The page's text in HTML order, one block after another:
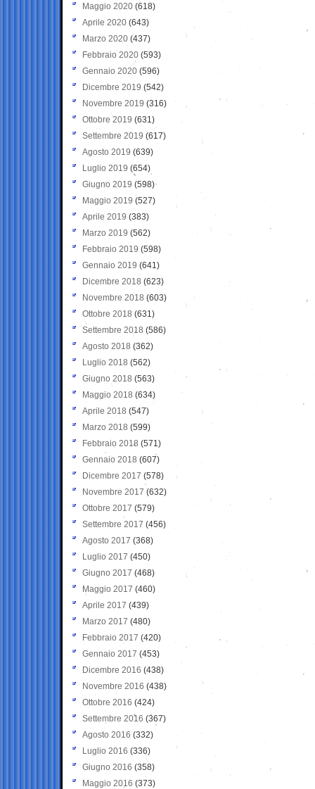
Maggio 2020 (618)
Aprile 2020 (643)
Marzo 2020 (437)
Febbraio 2020 (593)
Gennaio 2020 (596)
Dicembre 2019 (542)
Novembre 2019 (316)
Ottobre 2019 (631)
Settembre 2019 (617)
Agosto 2019 (639)
Luglio 2019 (654)
Giugno 2019 (598)
Maggio 2019 (527)
Aprile 2019 (383)
Marzo 2019 (562)
Febbraio 2019 (598)
Gennaio 2019 (641)
Dicembre 2018 (623)
Novembre 2018 (603)
Ottobre 2018 (631)
Settembre 2018 (586)
Agosto 2018 (362)
Luglio 2018 (562)
Giugno 2018 (563)
Maggio 2018 (634)
Aprile 2018 (547)
Marzo 2018 (599)
Febbraio 2018 (571)
Gennaio 2018 (607)
Dicembre 2017 (578)
Novembre 2017 (632)
Ottobre 2017 (579)
Settembre 2017 (456)
Agosto 2017 (368)
Luglio 2017 (450)
Giugno 2017 (468)
Maggio 2017 (460)
Aprile 2017 (439)
Marzo 2017 (480)
Febbraio 2017 (420)
Gennaio 2017 (453)
Dicembre 2016 (438)
Novembre 2016 (438)
Ottobre 2016 (424)
Settembre 2016 (367)
Agosto 2016 (332)
Luglio 2016 (336)
Giugno 2016 (358)
Maggio 2016 (373)